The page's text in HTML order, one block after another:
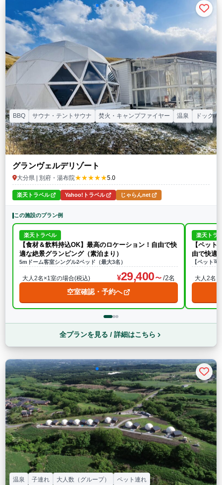
グランヴェルデリゾート
大分県 | 別府・湯布院★★★★★5.0
BBQ サウナ・テントサウナ 焚火・キャンプファイヤー 温泉 ドッグラ
楽天トラベル Yahoo!トラベル じゃらんnet
この施設のプラン例
楽天トラベル
【食材＆飲料持込OK】最高のロケーション！自由で快
適な絶景グランピング（素泊まり）
5mドーム客室シングル2ベッド（最大3名）
大人2名×1室の場合(税込) 29,400 /2名
空室確認・予約へ
楽天トラ
【ペッ
由で快適
【ペット
大人2名
全プランを見る / 詳細はこちら
温泉 子連れ 大人数（グループ） ペット連れ